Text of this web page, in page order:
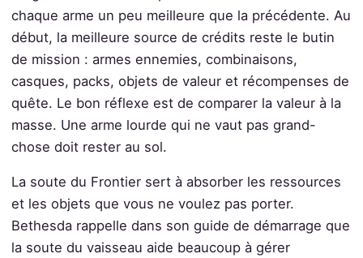
chaque arme un peu meilleure que la précédente. Au
début, la meilleure source de crédits reste le butin
de mission : armes ennemies, combinaisons,
casques, packs, objets de valeur et récompenses de
quête. Le bon réflexe est de comparer la valeur à la
masse. Une arme lourde qui ne vaut pas grand-
chose doit rester au sol.
La soute du Frontier sert à absorber les ressources
et les objets que vous ne voulez pas porter.
Bethesda rappelle dans son guide de démarrage que
la soute du vaisseau aide beaucoup à gérer